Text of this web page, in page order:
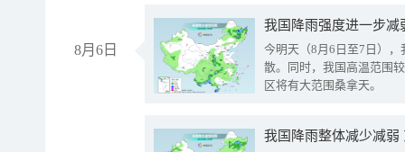
8月6日
今明天（8月6日至7日）
散。同时，我国高温范围
区将有大范围桑拿天。
我国降雨整体减少减弱